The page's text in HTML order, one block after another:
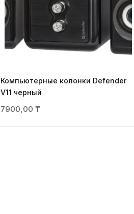
Компьютерные колонки Defender
V11 черный
7900,00 ₸